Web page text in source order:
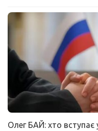
Олег БАЙ: хто